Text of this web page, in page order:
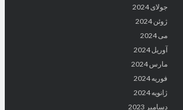
جولای 2024
ژوئن 2024
می 2024
آوریل 2024
مارس 2024
فوریه 2024
ژانویه 2024
دسامبر 2023